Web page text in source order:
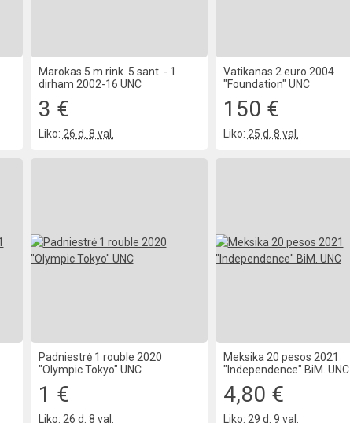
Marokas 5 m.rink. 5 sant. - 1
dirham 2002-16 UNC
3 €
Liko: 26 d. 8 val.
Vatikanas 2 euro 2004
"Foundation" UNC
150 €
Liko: 25 d. 8 val.
Padniestrė 1 rouble 2020
"Olympic Tokyo" UNC
1 €
Liko: 26 d. 8 val.
Meksika 20 pesos 2021
"Independence" BiM. UNC
4,80 €
Liko: 29 d. 9 val.